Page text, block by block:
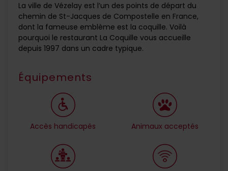
La ville de Vézelay est l’un des points de départ du
chemin de St-Jacques de Compostelle en France,
dont la fameuse emblème est la coquille. Voilà
pourquoi le restaurant La Coquille vous accueille
depuis 1997 dans un cadre typique.
Équipements
Accès handicapés Animaux acceptés